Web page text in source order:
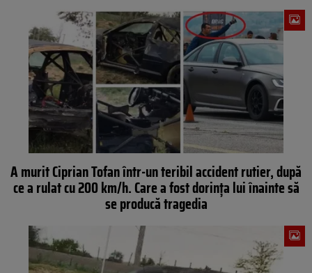
A murit Ciprian Tofan într-un teribil accident rutier, după
ce a rulat cu 200 km/h. Care a fost dorința lui înainte să
se producă tragedia